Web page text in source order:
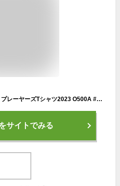
[JFA] KIRIN×サッカー日本代表 プレーヤーズTシャツ2023 O500A #14伊東純也 KIDSFREE
サイトでみる